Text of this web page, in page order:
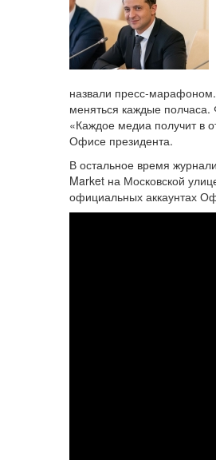
назвали пресс-марафоном.
меняться каждые полчаса.
«Каждое медиа получит в
Офисе президента.
В остальное время
Market на Московской
официальных аккаунтах